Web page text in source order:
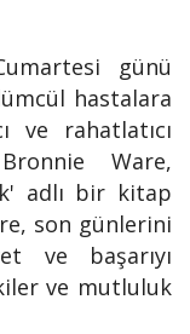
günü
hastalara
ve rahatlatıcı
Ware,
adlı bir kitap
son günlerini
ve başarıyı
ve mutluluk